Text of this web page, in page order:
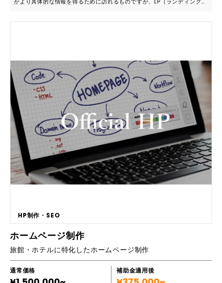
ーのアクションを1ページに留めたうえで、問合せや購入につなげます。
から改善することで、購買率が200％以上アップした実績があります！LP
をデザインするだけでなく構成や内容を考えるため、「売れる」LPを制作
します。 ■LP制作までの流れ 1.サービス/商品のヒアリングから構成内容
の提案 30問前後の質問へご回答ください。 2.LPデザインの制作サポー
ト全般 ご希望を伺った上で、最適なデザインをご提案。必要素材の購
入も弊社負担です。 3.コーディング対応からサーバー反映まですべて対応
一貫してご対応可能なので、はじめての方もお任せください！ サービ
スの良さとユーザーへ訴求ポイントに関するヒアリングを徹底し、最大に
その魅力を引き出す表現方法やデザインテイストを提案したうえで、形に
します。
HP制作・SEO
ホームページ制作
旅館・ホテルに特化したホームページ制作
通常価格 補助金適用後